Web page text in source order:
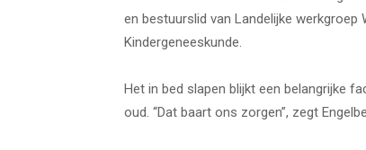
en bestuurslid van Landelijke werkgroep
Kindergeneeskunde.
Het in bed slapen blijkt een belangrijke
oud. “Dat baart ons zorgen”, zegt